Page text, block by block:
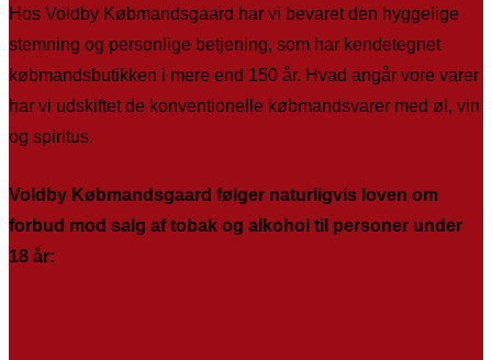
Hos Voldby Købmandsgaard har vi bevaret den hyggelige
stemning og personlige betjening, som har kendetegnet
købmandsbutikken i mere end 150 år. Hvad angår vore varer
har vi udskiftet de konventionelle købmandsvarer med øl, vin
og spiritus.
Voldby Købmandsgaard følger naturligvis loven om
forbud mod salg af tobak og alkohol til personer under
18 år: